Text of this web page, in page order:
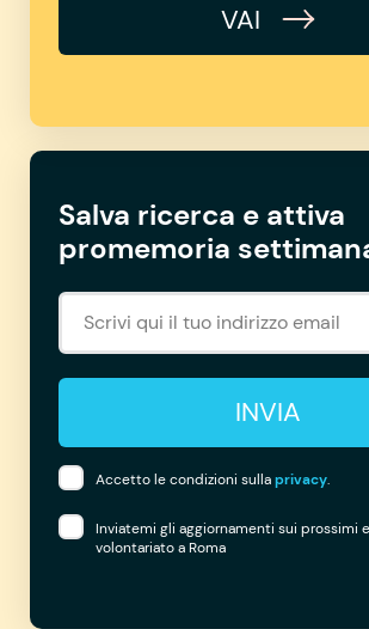
VAI
Salva ricerca e attiva
promemoria
INVIA
Accetto le condizioni sullaprivacy.
Inviatemi gli aggiornamenti sui prossimi
volontariato a Roma